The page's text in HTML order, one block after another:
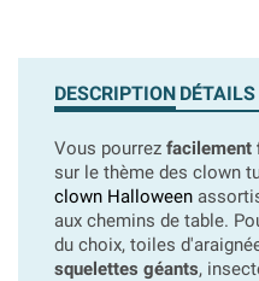
DESCRIPTION
Vous pourrez facilement
sur le thème des clown
clown Halloween
aux chemins de table.
du choix, toiles
squelettes géants,